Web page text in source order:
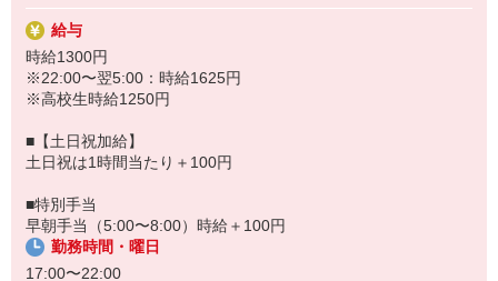
給与
時給1300円
※22:00〜翌5:00：時給1625円
※高校生時給1250円
■【土日祝加給】
土日祝は1時間当たり＋100円
■特別手当
早朝手当（5:00〜8:00）時給＋100円
勤務時間・曜日
17:00〜22:00